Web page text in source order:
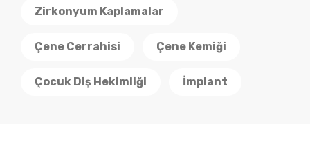
Zirkonyum Kaplamalar
Çene Cerrahisi Çene Kemiği
Çocuk Diş Hekimliği İmplant